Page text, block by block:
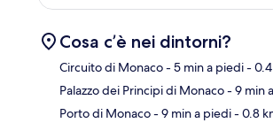
Cosa c’è nei dintorni?
Circuito di Monaco- 5 min a piedi-
Palazzo dei Principi di Monaco- 9 min
Porto di Monaco- 9 min a piedi- 0.8